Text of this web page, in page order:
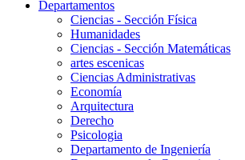
Departamentos
Ciencias - Sección Física
Humanidades
Ciencias - Sección Matemáticas
artes escenicas
Ciencias Administrativas
Economía
Arquitectura
Derecho
Psicologia
Departamento de Ingeniería